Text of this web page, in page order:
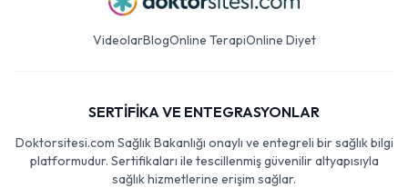
VideolarBlogOnline TerapiOnline Diyet
SERTİFİKA VE ENTEGRASYONLAR
Doktorsitesi.com Sağlık Bakanlığı onaylı ve entegreli bir sağlık bilgi
platformudur. Sertifikaları ile tescillenmiş güvenilir altyapısıyla
sağlık hizmetlerine erişim sağlar.